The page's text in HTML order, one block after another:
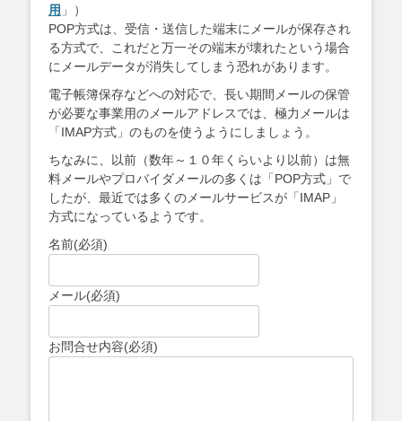
用 」）
POP方式は、受信・送信した端末にメールが保存され
る方式で、これだと万一その端末が壊れたという場合
にメールデータが消失してしまう恐れがあります。
電子帳簿保存などへの対応で、長い期間メールの保管
が必要な事業用のメールアドレスでは、極力メールは
「IMAP方式」のものを使うようにしましょう。
ちなみに、以前（数年～１０年くらいより以前）は無
料メールやプロバイダメールの多くは「POP方式」で
したが、最近では多くのメールサービスが「IMAP」
方式になっているようです。
名前(必須)
メール(必須)
お問合せ内容(必須)